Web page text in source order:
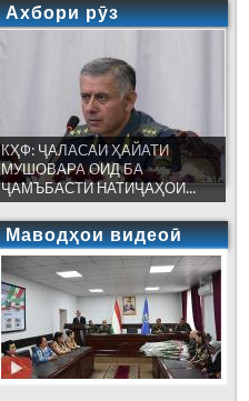
Ахбори рӯз
КҲФ: ҶАЛАСАИ ҲАЙАТИ
МУШОВАРА ОИД БА
ҶАМЪБАСТИ НАТИҶАҲОИ...
Маводҳои видеоӣ